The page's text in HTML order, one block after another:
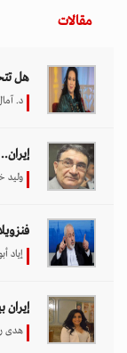
مقالات
هل
د.
وليد
إياد
إيران
هدى